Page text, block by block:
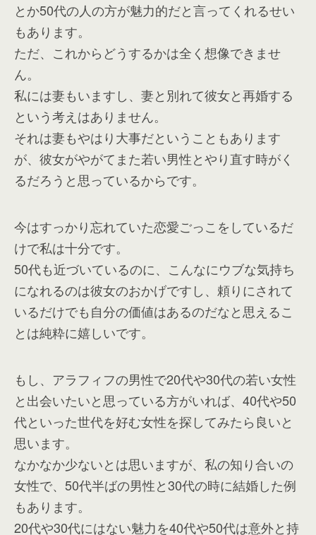
とか50代の人の方が魅力的だと言ってくれるせい
もあります。
ただ、これからどうするかは全く想像できませ
ん。
私には妻もいますし、妻と別れて彼女と再婚する
という考えはありません。
それは妻もやはり大事だということもあります
が、彼女がやがてまた若い男性とやり直す時がく
るだろうと思っているからです。
今はすっかり忘れていた恋愛ごっこをしているだ
けで私は十分です。
50代も近づいているのに、こんなにウブな気持ち
になれるのは彼女のおかげですし、頼りにされて
いるだけでも自分の価値はあるのだなと思えるこ
とは純粋に嬉しいです。
もし、アラフィフの男性で20代や30代の若い女性
と出会いたいと思っている方がいれば、40代や50
代といった世代を好む女性を探してみたら良いと
思います。
なかなか少ないとは思いますが、私の知り合いの
女性で、50代半ばの男性と30代の時に結婚した例
もあります。
20代や30代にはない魅力を40代や50代は意外と持